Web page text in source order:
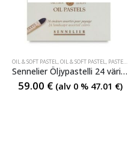
OIL & SOFT PASTEL,OIL & SOFT PASTEL, PASTELLI- JA VAHAKYNÄT
Sennelier Öljypastelli 24 värin Landscape sarja
59.00 € (alv 0 % 47.01 €)